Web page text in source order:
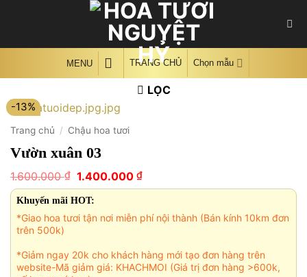
MENU TRANG CHỦ Chọn mẫu
LỌC
-13%
Trang chủ / Chậu hoa tươi
Vườn xuân 03
1.600.000₫ Giá
gốc
là:
1.600.000 ₫.
1.400.000 ₫Giá
hiện
1.400.000 ₫.
Khuyến mãi HOT:
*Giao hoa tươi tận nơi miễn phí nội thành (Bán kính 10km đơn
trên 500k)
*Giảm ngay 20k cho khách hàng mới tạo đơn hàng trên
website-Mã giảm giá: KHACHMOI (Giá trị đơn hàng >600k,